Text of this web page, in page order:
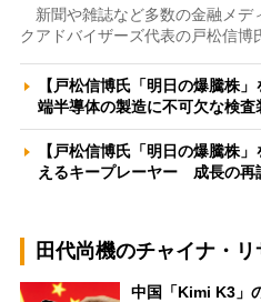
新聞や雑誌など多数の金融メデ
クアドバイザーズ代表の戸松信博
【戸松信博氏「明日の爆騰株
端半導体の製造に不可欠な検
【戸松信博氏「明日の爆騰株
えるキープレーヤー 成長の
田代尚機のチャイナ・リ
中国「Kimi K3」